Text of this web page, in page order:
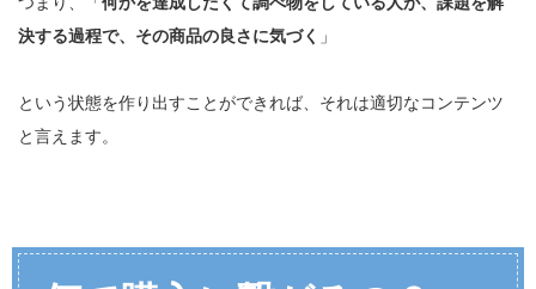
決する過程で、その商品の良さに気づく 」
という状態を作り出すことができれば、それは適切なコンテンツ
と言えます。